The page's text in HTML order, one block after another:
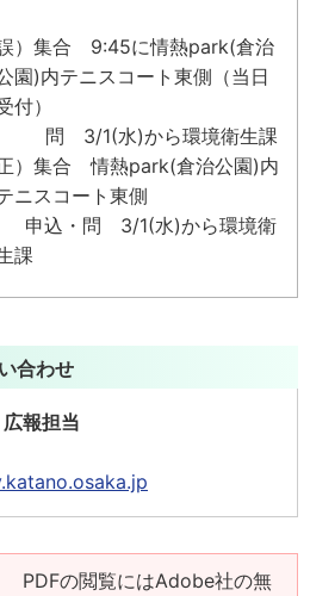
）集合 9:45に情熱park(倉治
園)内テニスコート東側（当日
付）
問 3/1(水)から環境衛生課
）集合 情熱park(倉治公園)内
ニスコート東側
申込・問 3/1(水)から環境衛
課
合わせ
報担当
PDFの閲覧にはAdobe社の無